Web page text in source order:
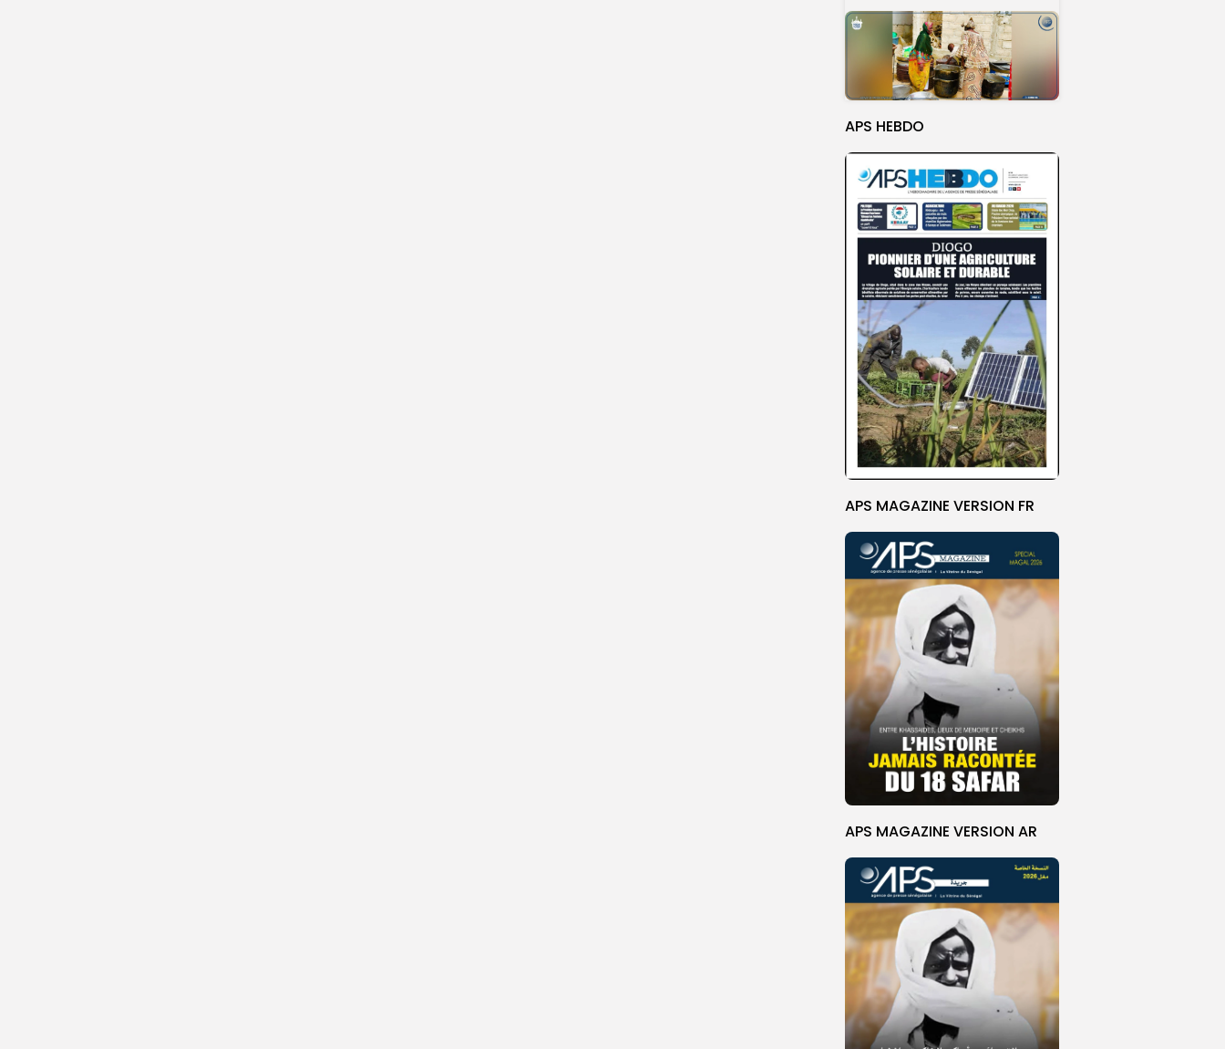
APS HEBDO
APS MAGAZINE VERSION FR
APS MAGAZINE VERSION AR